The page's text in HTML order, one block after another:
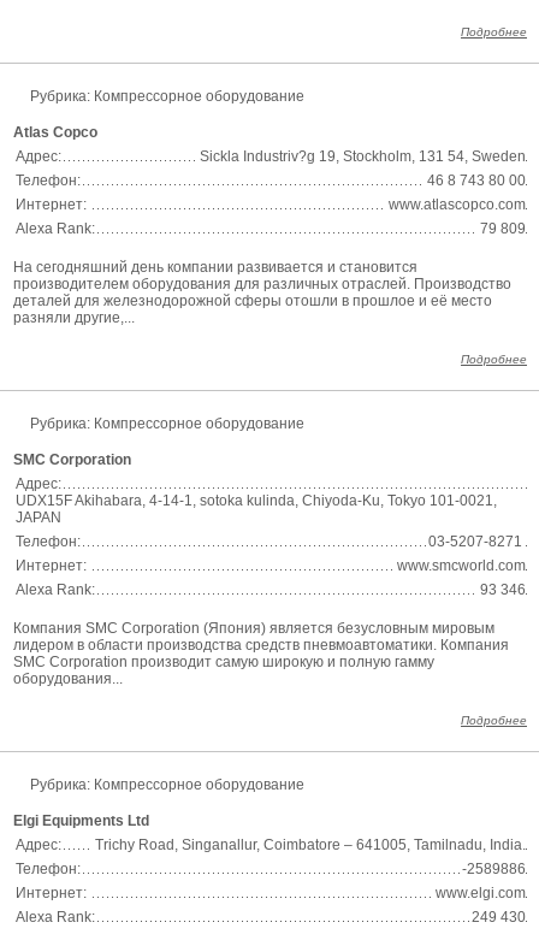
Подробнее
Рубрика: Компрессорное оборудование
Atlas Copco
Адрес:
Sickla Industriv?g 19, Stockholm, 131 54, Sweden
Телефон:
46 8 743 80 00
Интернет:
www.atlascopco.com
Alexa Rank:
79 809
На сегодняшний день компании развивается и становится
производителем оборудования для различных отраслей. Производство
деталей для железнодорожной сферы отошли в прошлое и её место
разняли другие,...
Подробнее
Рубрика: Компрессорное оборудование
SMC Corporation
Адрес:
UDX15F Akihabara, 4-14-1, sotoka kulinda, Chiyoda-Ku, Tokyo 101-0021,
JAPAN
Телефон:
03-5207-8271
Интернет:
www.smcworld.com
Alexa Rank:
93 346
Компания SMC Corporation (Япония) является безусловным мировым
лидером в области производства средств пневмоавтоматики. Компания
SMC Corporation производит самую широкую и полную гамму
оборудования...
Подробнее
Рубрика: Компрессорное оборудование
Elgi Equipments Ltd
Адрес:
Trichy Road, Singanallur, Coimbatore – 641005, Tamilnadu, India.
Телефон:
-2589886
Интернет:
www.elgi.com
Alexa Rank:
249 430